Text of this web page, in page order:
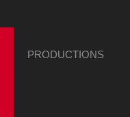
PRODUCTIONS